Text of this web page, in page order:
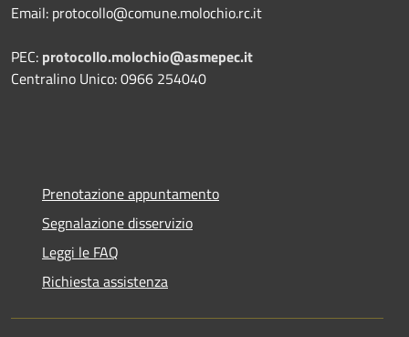
Email: protocollo@comune.molochio.rc.it
PEC: protocollo.molochio@asmepec.it
Centralino Unico: 0966 254040
Prenotazione appuntamento
Segnalazione disservizio
Leggi le FAQ
Richiesta assistenza